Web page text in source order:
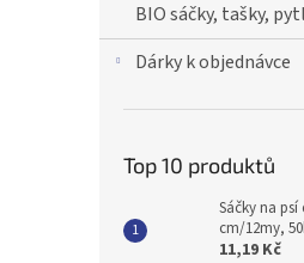
BIO sáčky, tašky,
Dárky k objednávce
Top 10 produktů
Sáčky na psí
cm/12my,
11,19 Kč